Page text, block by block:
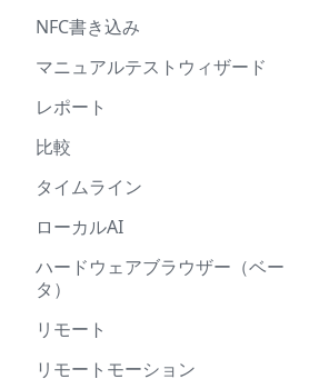
NFC書き込み
マニュアルテストウィザード
レポート
比較
タイムライン
ローカルAI
ハードウェアブラウザー（ベー
タ）
リモート
リモートモーション